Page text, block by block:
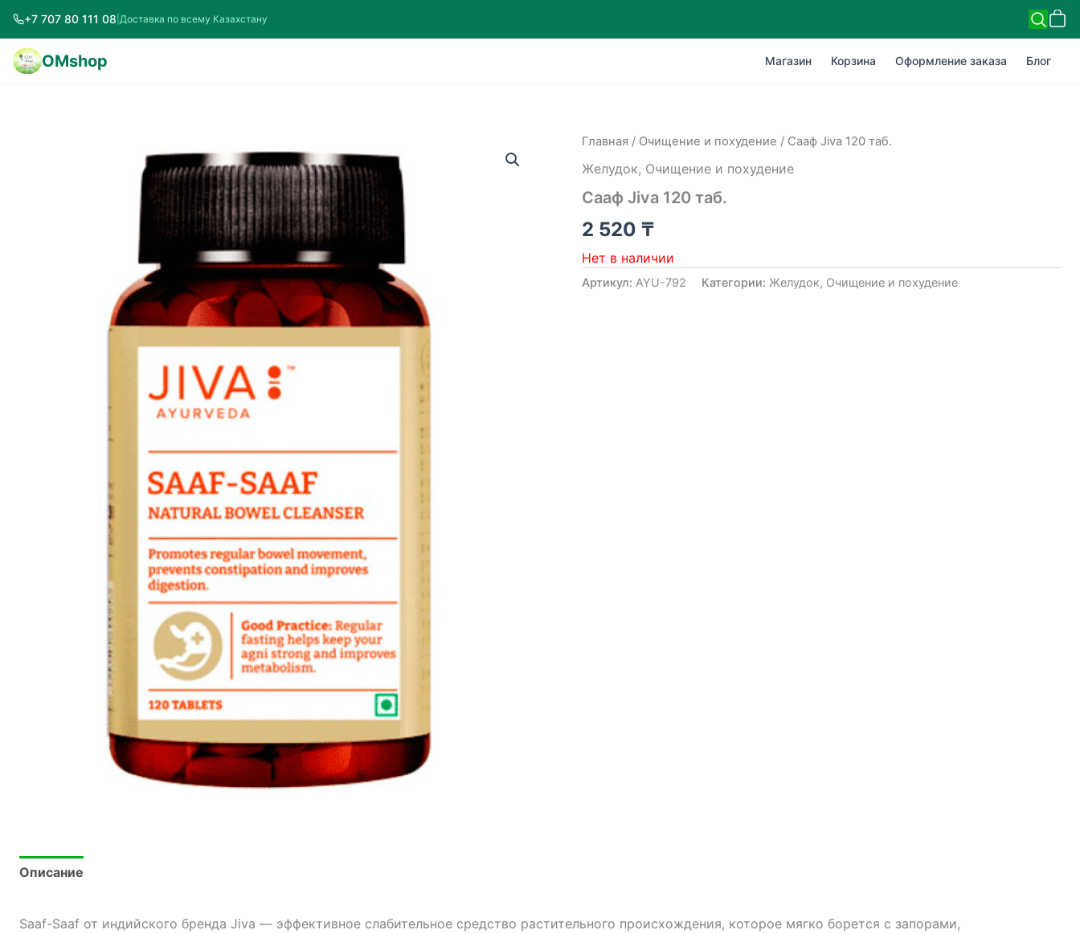
+7 707 80 111 08 Доставка по всему Казахстану
OMshop Магазин Корзина Оформление заказа Блог
Главная / Очищение и похудение / Сааф Jiva 120 таб.
Желудок, Очищение и похудение
Сааф Jiva 120 таб.
2 520 ₸
Нет в наличии
Артикул: AYU-792 Категории: Желудок, Очищение и похудение
Описание
Saaf-Saaf от индийского бренда Jiva — эффективное слабительное средство растительного происхождения, которое мягко борется с запорами,